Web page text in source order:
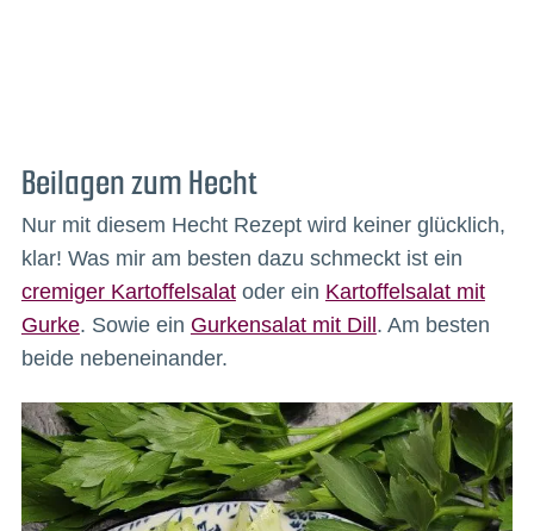
Beilagen zum Hecht
Nur mit diesem Hecht Rezept wird keiner glücklich,
klar! Was mir am besten dazu schmeckt ist ein
cremiger Kartoffelsalatoder ein Kartoffelsalat mit
Gurke. Sowie ein Gurkensalat mit Dill . Am besten
beide nebeneinander.